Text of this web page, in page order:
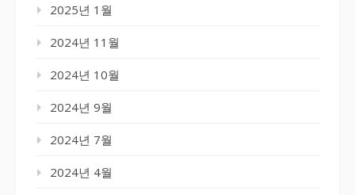
2025년 1월
2024년 11월
2024년 10월
2024년 9월
2024년 7월
2024년 4월